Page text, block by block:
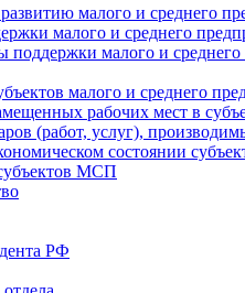
малого и среднего
малого и среднего
малого и среднего
малого и среднего
рабочих мест в
(работ, услуг),
состоянии
МСП
РФ